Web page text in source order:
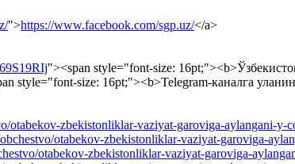
">https://www.facebook.com/sgp.uz/</a>
"><span style="font-size:
style="font-size: 16pt;"><b>Telegram-каналга
otabekov-zbekistonliklar-vaziyat-garoviga-aylangani-
otabekov-zbekistonliklar-vaziyat-garoviga-
otabekov-zbekistonliklar-vaziyat-garoviga-